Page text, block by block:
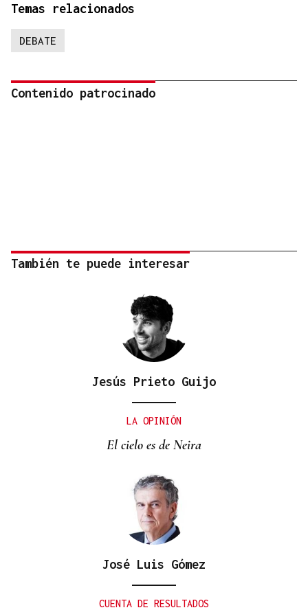
Temas relacionados
DEBATE
Contenido patrocinado
También te puede interesar
Jesús Prieto Guijo
LA OPINIÓN
El cielo es de Neira
José Luis Gómez
CUENTA DE RESULTADOS